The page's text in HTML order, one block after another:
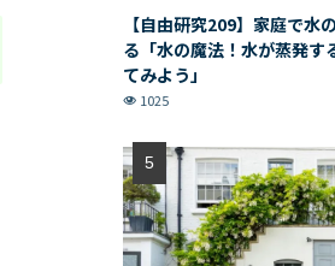
【自由研究209】家庭で水
る「水の魔法！水が蒸発す
てみよう」
1025